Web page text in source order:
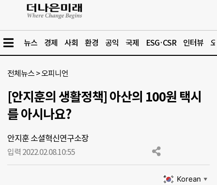
뉴스 경제 사회 환경 공익 국제 ESG·CSR 인터뷰
전체뉴스 >오피니언
[안지훈의 생활정책] 아산의 100원 택시
를 아시나요?
안지훈 소셜혁신연구소장
입력 2022.02.08.10:55
Korean ▼